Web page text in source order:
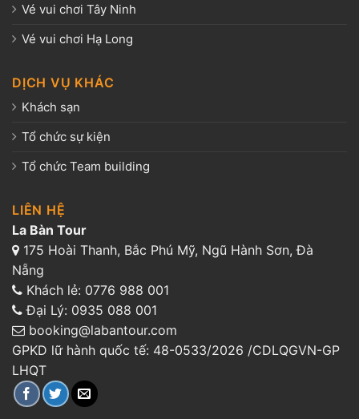
Vé vui chơi Tây Ninh
Vé vui chơi Hạ Long
DỊCH VỤ KHÁC
Khách sạn
Tổ chức sự kiện
Tổ chức Team building
LIÊN HỆ
La Bàn Tour
175 Hoài Thanh, Bắc Phú Mỹ, Ngũ Hành Sơn, Đà
Nẵng
Khách lẻ: 0776 988 001
Đại Lý: 0935 088 001
booking@labantour.com
GPKD lữ hành quốc tế: 48-0533/2026 /CDLQGVN-GP
LHQT